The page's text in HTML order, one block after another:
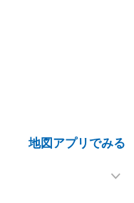
地図アプリでみる